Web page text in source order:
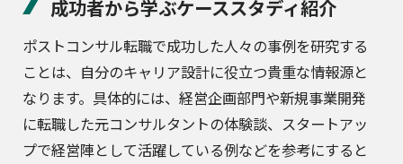
成功者から学ぶケーススタディ紹介
ポストコンサル転職で成功した人々の事例を研究する
ことは、自分のキャリア設計に役立つ貴重な情報源と
なります。具体的には、経営企画部門や新規事業開発
に転職した元コンサルタントの体験談、スタートアッ
プで経営陣として活躍している例などを参考にすると